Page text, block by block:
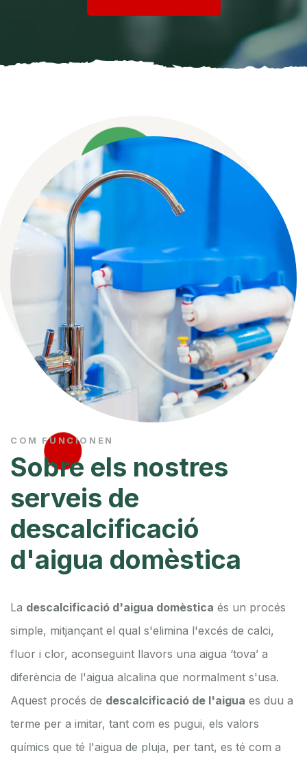
COM FUNCIONEN
Sobre els nostres
serveis de
descalcificació
d'aigua domèstica
La descalcificació d'aigua domèstica és un procés
simple, mitjançant el qual s'elimina l'excés de calci,
fluor i clor, aconseguint llavors una aigua ‘tova’ a
diferència de l'aigua alcalina que normalment s'usa.
Aquest procés de descalcificació de l'aigua es duu a
terme per a imitar, tant com es pugui, els valors
químics que té l'aigua de pluja, per tant, es té com a